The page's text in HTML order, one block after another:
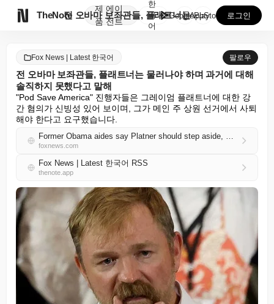
TheNote
제
품
에이
전트
전 오바마 보좌관들, 플래트너는 물러나야 하며 과거에 ...
한
국
어
GooglePlay
AppStore 로그인
Fox News | Latest 한국어 팔로우
전 오바마 보좌관들, 플래트너는 물러나야 하며 과거에 대해
솔직하지 못했다고 말해
"Pod Save America" 진행자들은 그레이엄 플래트너에 대한 강
간 혐의가 신빙성 있어 보이며, 그가 메인 주 상원 선거에서 사퇴
해야 한다고 요구했습니다.
Former Obama aides say Platner should step aside, was dishonest about his past
foxnews.com
Fox News | Latest 한국어 RSS
thenote.app